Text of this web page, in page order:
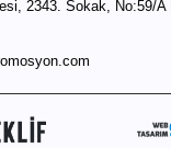
2343. Sokak, No:59/A